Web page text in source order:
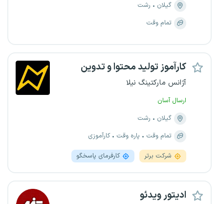
گیلان
رشت
تمام وقت
کارآموز تولید محتوا و تدوین
آژانس مارکتینگ نیلا
ارسال آسان
گیلان
رشت
تمام وقت
پاره وقت کارآموزی
شرکت برتر کارفرمای پاسخگو
ادیتور ویدئو